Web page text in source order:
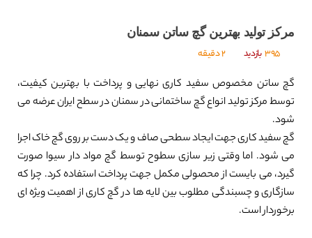
مرکز تولید بهترین گچ ساتن سمنان
395بازدید 2 دقیقه
گچ ساتن مخصوص سفید کاری نهایی و پرداخت با بهترین کیفیت،
توسط مرکز تولید انواع گچ ساختمانی در سمنان در سطح ایران عرضه می
شود.
گچ سفید کاری جهت ایجاد سطحی صاف و یک دست بر روی گچ خاک اجرا
می شود. اما وقتی زیر سازی سطوح توسط گچ مواد دار سیوا صورت
گیرد، می بایست از محصولی مکمل جهت پرداخت استفاده کرد. چرا که
سازگاری و چسبندگی مطلوب بین لایه ها در گچ کاری از اهمیت ویژه ای
برخوردار است.